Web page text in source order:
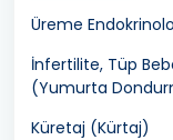
Üreme
İnfertilite, Tüp
(Yumurta
Küretaj (Kürtaj)